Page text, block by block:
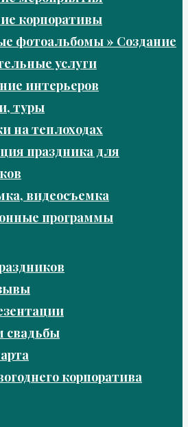
корпоративы
фотоальбомы » Создание
услуги
интерьеров
туры
на теплоходах
праздника для
видеосъемка
программы
свадьбы
корпоратива